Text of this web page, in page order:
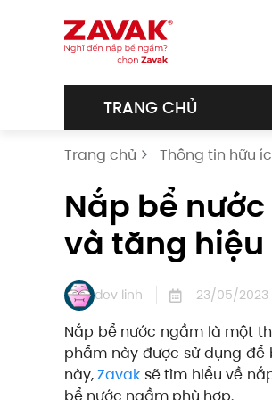
Skip to main content
TRANG CHỦ
Trang chủ Thông tin hữu
Nắp bể
và tăng
dev linh 23/05/2023
Nắp bể nước ngầm là một
phẩm này được sử dụng
này,Zavak sẽ tìm hiểu về
bể nước ngầm phù hợp.